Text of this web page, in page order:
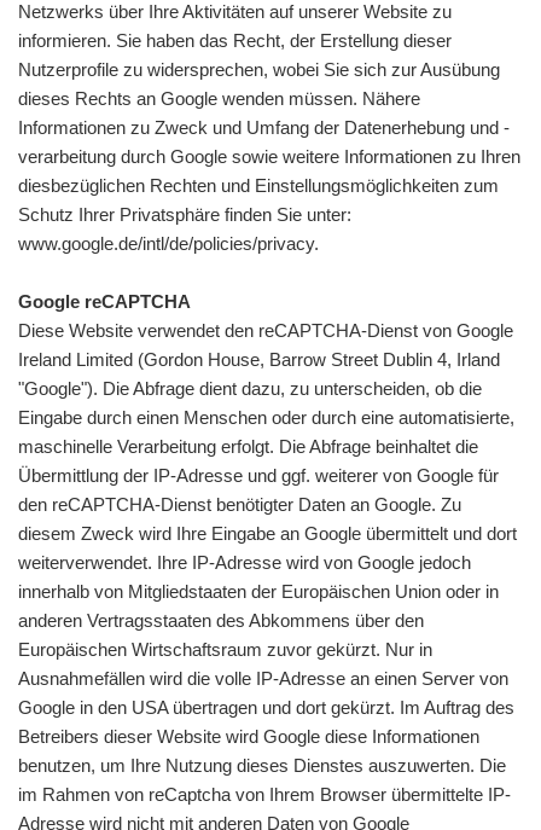
Netzwerks über Ihre Aktivitäten auf unserer Website zu
informieren. Sie haben das Recht, der Erstellung dieser
Nutzerprofile zu widersprechen, wobei Sie sich zur Ausübung
dieses Rechts an Google wenden müssen. Nähere
Informationen zu Zweck und Umfang der Datenerhebung und -
verarbeitung durch Google sowie weitere Informationen zu Ihren
diesbezüglichen Rechten und Einstellungsmöglichkeiten zum
Schutz Ihrer Privatsphäre finden Sie unter:
www.google.de/intl/de/policies/privacy.
Google reCAPTCHA
Diese Website verwendet den reCAPTCHA-Dienst von Google
Ireland Limited (Gordon House, Barrow Street Dublin 4, Irland
"Google"). Die Abfrage dient dazu, zu unterscheiden, ob die
Eingabe durch einen Menschen oder durch eine automatisierte,
maschinelle Verarbeitung erfolgt. Die Abfrage beinhaltet die
Übermittlung der IP-Adresse und ggf. weiterer von Google für
den reCAPTCHA-Dienst benötigter Daten an Google. Zu
diesem Zweck wird Ihre Eingabe an Google übermittelt und dort
weiterverwendet. Ihre IP-Adresse wird von Google jedoch
innerhalb von Mitgliedstaaten der Europäischen Union oder in
anderen Vertragsstaaten des Abkommens über den
Europäischen Wirtschaftsraum zuvor gekürzt. Nur in
Ausnahmefällen wird die volle IP-Adresse an einen Server von
Google in den USA übertragen und dort gekürzt. Im Auftrag des
Betreibers dieser Website wird Google diese Informationen
benutzen, um Ihre Nutzung dieses Dienstes auszuwerten. Die
im Rahmen von reCaptcha von Ihrem Browser übermittelte IP-
Adresse wird nicht mit anderen Daten von Google